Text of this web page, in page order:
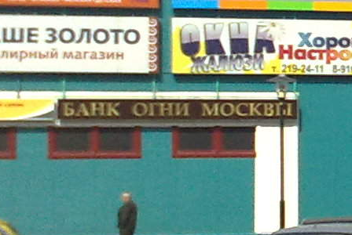
Торговое
266
Цена за помещение
850 руб.
Цена за 1 кв. м
38 руб.
О помещении